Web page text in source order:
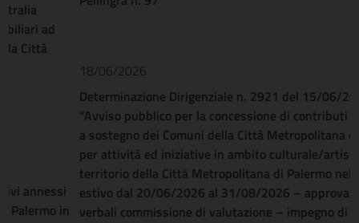
Determinazione Dirigenziale n. 2921 del 15/06/2026
“Avviso pubblico per la concessione di contributi economici
a sostegno dei Comuni della Città Metropolitana di Palermo
per attività ed iniziative in ambito culturale/artistico, nel
territorio della Città Metropolitana di Palermo nel periodo
estivo dal 20/06/2026 al 31/08/2026 – approvazione
verbali commissione di valutazione – impegno di spesa